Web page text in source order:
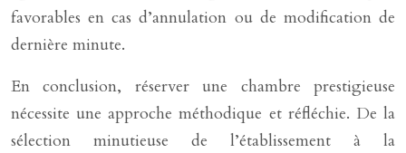
favorables en cas d’annulation ou de modification de
dernière minute.
En conclusion, réserver une chambre prestigieuse
nécessite une approche méthodique et réfléchie. De la
sélection minutieuse de l’établissement à la